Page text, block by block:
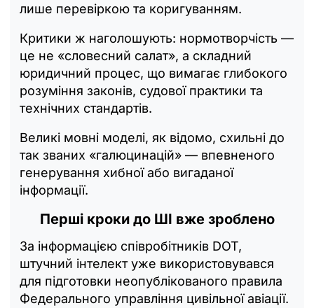
лише перевіркою та коригуванням.
Критики ж наголошують: нормотворчість —
це не «словесний салат», а складний
юридичний процес, що вимагає глибокого
розуміння законів, судової практики та
технічних стандартів.
Великі мовні моделі, як відомо, схильні до
так званих «галюцинацій» — впевненого
генерування хибної або вигаданої
інформації.
Перші кроки до ШІ вже зроблено
За інформацією співробітників DOT,
штучний інтелект уже використовувався
для підготовки неопублікованого правила
Федерального управління цивільної авіації.